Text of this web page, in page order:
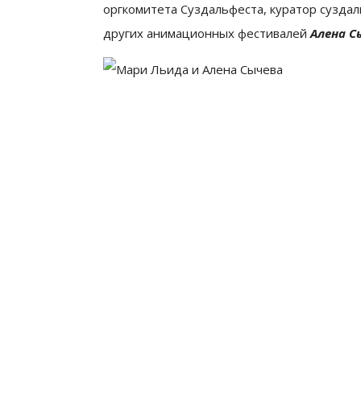
оргкомитета Суздальфеста, куратор
других анимационных фестивалейАлена